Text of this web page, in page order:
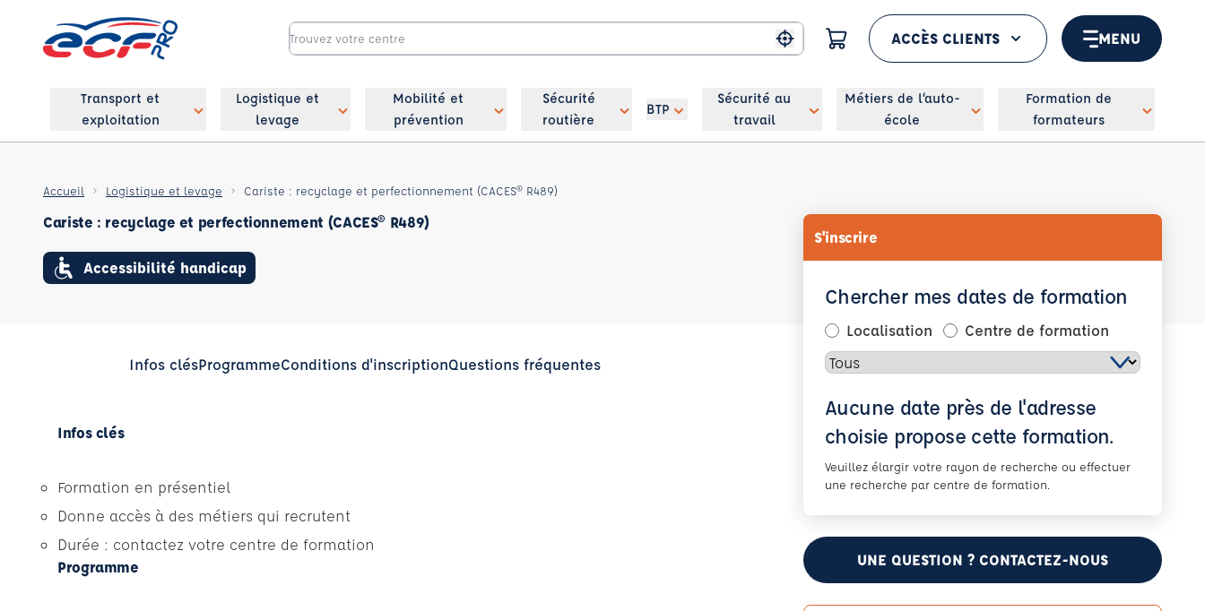
Me géolocaliser
ACCÈS CLIENTS MENU
Transport et
exploitation
Logistique et
levage
Mobilité et
prévention
Sécurité
routière
BTP
Sécurité au
travail
Métiers de l’auto-
école
Formation de
formateurs
Accueil Logistique et levage Cariste : recyclage et perfectionnement (CACES® R489)
Cariste : recyclage et perfectionnement (CACES® R489)
Accessibilité handicap
Infos clésProgrammeConditions d'inscriptionQuestions fréquentes
Infos clés
Formation en présentiel
Donne accès à des métiers qui recrutent
Durée : contactez votre centre de formation
Programme
S'inscrire
Chercher mes dates de formation
Localisation Centre de formation
Aucune date près de l'adresse
choisie propose cette formation.
Veuillez élargir votre rayon de recherche ou effectuer
une recherche par centre de formation.
UNE QUESTION ? CONTACTEZ-NOUS